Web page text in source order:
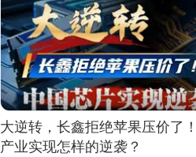
大逆转，长鑫拒绝苹果压价了
产业实现怎样的逆袭？